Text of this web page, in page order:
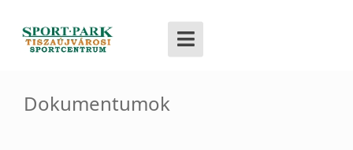
Dokumentumok